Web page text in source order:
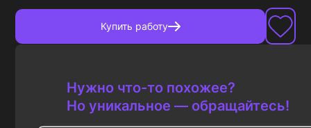
Купить работу
Нужно что-то похожее?
Но уникальное — обращайтесь!